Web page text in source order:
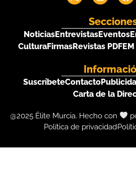
NoticiasEntrevistasEventos
CulturaFirmasRevistas PDF
SuscríbeteContacto
Carta de la
@2025 Élite Murcia. Hecho con
Política de privacidad